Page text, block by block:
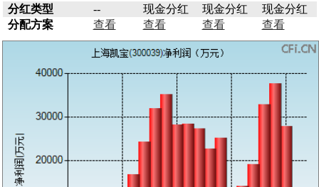
分红类型
-- 现金分红 现金分红
现金分红
分配方案
查看 查看 查看 查看